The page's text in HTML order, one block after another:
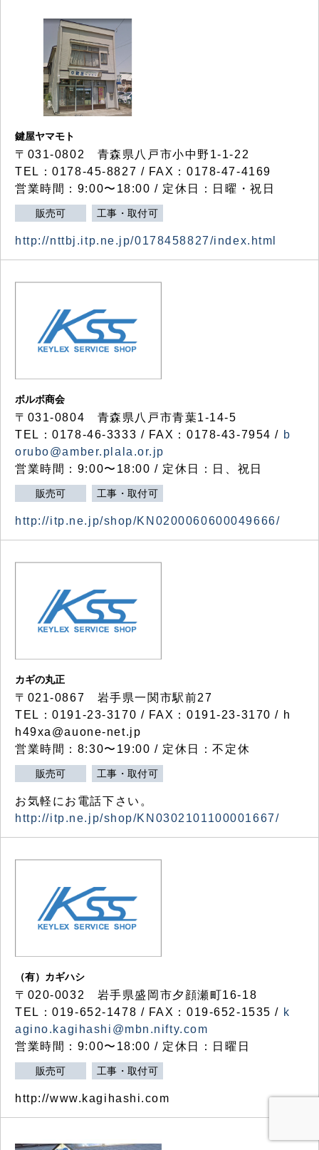
鍵屋ヤマモト
〒031-0802 青森県八戸市小中野1-1-22
TEL：0178-45-8827 / FAX：0178-47-4169
営業時間：9:00〜18:00 / 定休日：日曜・祝日
販売可 工事・取付可
http://nttbj.itp.ne.jp/0178458827/index.html
ボルボ商会
〒031-0804 青森県八戸市青葉1-14-5
TEL：0178-46-3333 / FAX：0178-43-7954 / b
orubo@amber.plala.or.jp
営業時間：9:00〜18:00 / 定休日：日、祝日
販売可 工事・取付可
http://itp.ne.jp/shop/KN0200060600049666/
カギの丸正
〒021-0867 岩手県一関市駅前27
TEL：0191-23-3170 / FAX：0191-23-3170 / h
h49xa@auone-net.jp
営業時間：8:30〜19:00 / 定休日：不定休
販売可 工事・取付可
お気軽にお電話下さい。
http://itp.ne.jp/shop/KN0302101100001667/
（有）カギハシ
〒020-0032 岩手県盛岡市夕顔瀬町16-18
TEL：019-652-1478 / FAX：019-652-1535 / k
agino.kagihashi@mbn.nifty.com
営業時間：9:00〜18:00 / 定休日：日曜日
販売可 工事・取付可
http://www.kagihashi.com